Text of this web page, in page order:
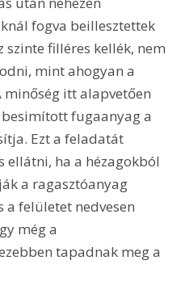
fogva beillesztettek
szinte filléres kellék, nem
mint ahogyan a
minőség itt alapvetően
fugaanyag a
Ezt a feladatát
ellátni, ha a hézagokból
a ragasztóanyag
felületet nedvesen
még a
tapadnak meg a